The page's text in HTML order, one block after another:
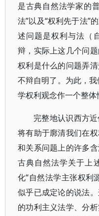
是古典自然法学家的
法”以及“权利先于法”
述问题是权利与法（
辩，实际上这几个问
权利是什么的问题弄
不辩自明了。为此，
学权利观念作一个整体
完整地认识西方
将有助于廓清我们在
和关系问题上的许多
古典自然法学关于上
化“自然法学主张权利
似乎已成定论的说法
的功利主义法学、分